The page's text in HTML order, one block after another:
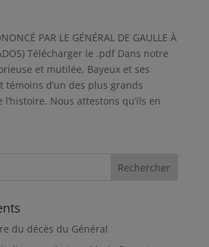
PAR LE GÉNÉRAL DE GAULLE À
Télécharger le .pdf Dans notre
et mutilée, Bayeux et ses
témoins d’un des plus grands
l’histoire. Nous attestons qu’ils en
du décès du Général